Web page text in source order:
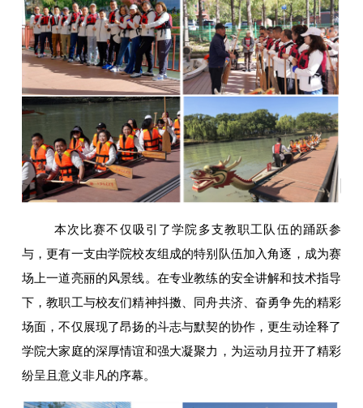
本次比赛不仅吸引了学院多支教职工队伍的踊跃参
与，更有一支由学院校友组成的特别队伍加入角逐，成为赛
场上一道亮丽的风景线。在专业教练的安全讲解和技术指导
下，教职工与校友们精神抖擞、同舟共济、奋勇争先的精彩
场面，不仅展现了昂扬的斗志与默契的协作，更生动诠释了
学院大家庭的深厚情谊和强大凝聚力，为运动月拉开了精彩
纷呈且意义非凡的序幕。